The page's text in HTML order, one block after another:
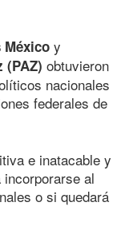
México y
(PAZ) obtuvieron
nacionales
federales de
e inatacable y
al
o si quedará